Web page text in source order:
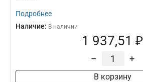
Подробнее
Наличие: В наличии
1 937,51 ₽
– +
В корзину